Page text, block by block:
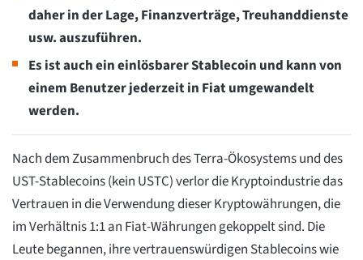
daher in der Lage, Finanzverträge, Treuhanddienste
usw. auszuführen.
Es ist auch ein einlösbarer Stablecoin und kann von
einem Benutzer jederzeit in Fiat umgewandelt
werden.
Nach dem Zusammenbruch des Terra-Ökosystems und des
UST-Stablecoins (kein USTC) verlor die Kryptoindustrie das
Vertrauen in die Verwendung dieser Kryptowährungen, die
im Verhältnis 1:1 an Fiat-Währungen gekoppelt sind. Die
Leute begannen, ihre vertrauenswürdigen Stablecoins wie